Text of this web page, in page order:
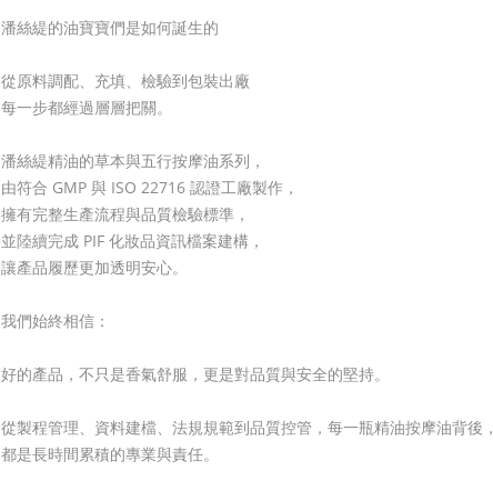
潘絲緹的油寶寶們是如何誕生的
從原料調配、充填、檢驗到包裝出廠
每一步都經過層層把關。
潘絲緹精油的草本與五行按摩油系列，
由符合 GMP 與 ISO 22716 認證工廠製作，
擁有完整生產流程與品質檢驗標準，
並陸續完成 PIF 化妝品資訊檔案建構，
讓產品履歷更加透明安心。
我們始終相信：
好的產品，不只是香氣舒服，更是對品質與安全的堅持。
從製程管理、資料建檔、法規規範到品質控管，每一瓶精油按摩油背後，
都是長時間累積的專業與責任。